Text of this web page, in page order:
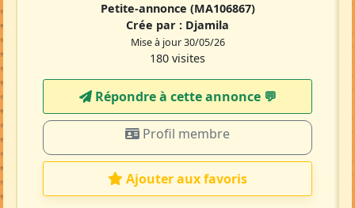
Petite-annonce (MA106867)
Crée par : Djamila
Mise à jour 30/05/26
180 visites
Répondre à cette annonce 💬​
Profil membre
Ajouter aux favoris